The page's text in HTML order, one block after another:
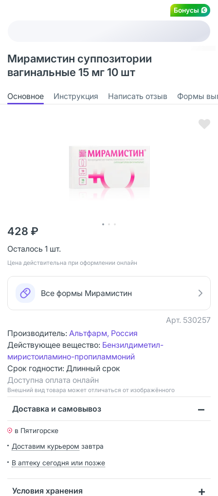
Бонусы
Мирамистин суппозитории
вагинальные 15 мг 10 шт
Основное Инструкция Написать отзыв Формы
428 ₽
Осталось 1 шт.
Цена действительна при оформлении онлайн
Все формы Мирамистин
Арт. 530257
Производитель: Альтфарм, Россия
Действующее вещество: Бензилдиметил-
миристоиламино-пропиламмоний
Срок годности: Длинный срок
Доступна оплата онлайн
Bнешний вид товара может отличаться от изображённого
Доставка и самовывоз
в Пятигорске
Доставим курьером завтра
В аптеку сегодня или позже
Условия хранения